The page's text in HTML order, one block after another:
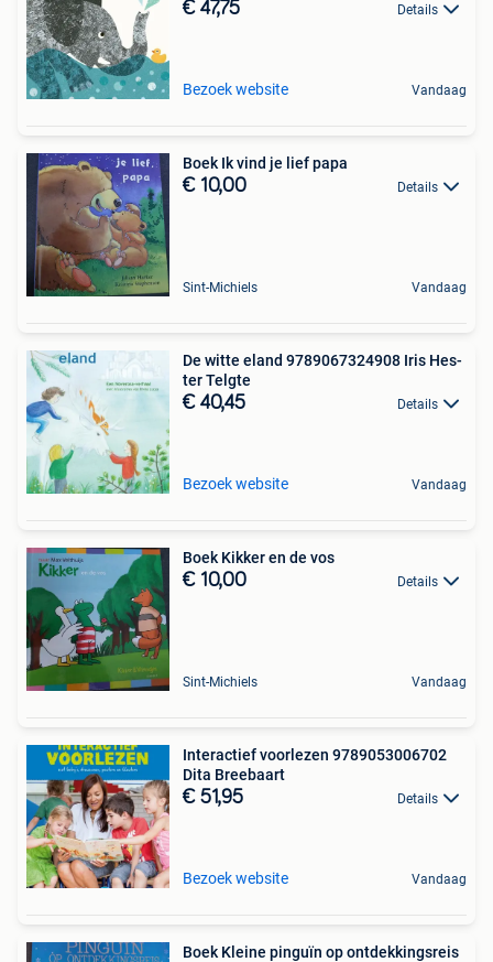
€ 47,75 Details
Bezoek website Vandaag
Boek Ik vind je lief papa
€ 10,00 Details
Sint-Michiels Vandaag
De witte eland 9789067324908 Iris Hes-
ter Telgte
€ 40,45 Details
Bezoek website Vandaag
Boek Kikker en de vos
€ 10,00 Details
Sint-Michiels Vandaag
Interactief voorlezen 9789053006702
Dita Breebaart
€ 51,95 Details
Bezoek website Vandaag
Boek Kleine pinguïn op ontdekkingsreis